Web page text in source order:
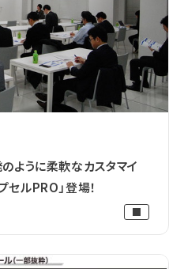
のように柔軟なカスタマイ
ルPRO」登場！